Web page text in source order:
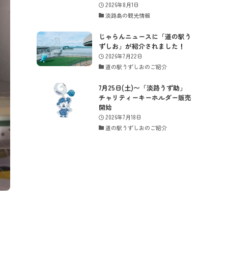
2026年8月1日
淡路島の観光情報
じゃらんニュースに「道の駅う
ずしお」が紹介されました！
2026年7月22日
道の駅うずしおのご紹介
7月25日(土)〜「淡路うず助」
チャリティーキーホルダー販売
開始
2026年7月18日
道の駅うずしおのご紹介